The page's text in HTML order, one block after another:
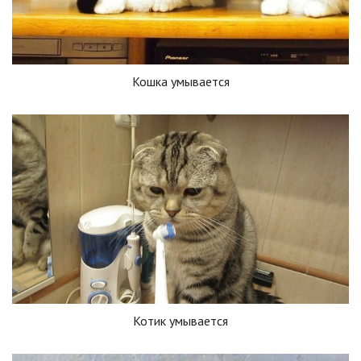
Кошка умывается
Котик умывается